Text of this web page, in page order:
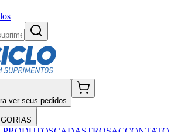
ver seus pedidos